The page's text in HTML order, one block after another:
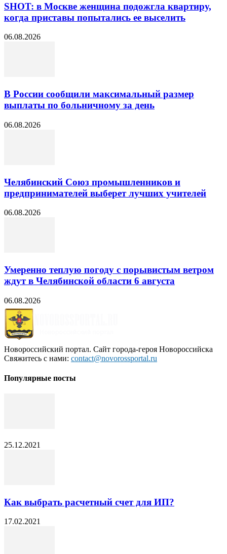
SHOT: в Москве женщина подожгла квартиру,
когда приставы попытались ее выселить
06.08.2026
В России сообщили максимальный размер
выплаты по больничному за день
06.08.2026
Челябинский Союз промышленников и
предпринимателей выберет лучших учителей
06.08.2026
Умеренно теплую погоду с порывистым ветром
ждут в Челябинской области 6 августа
06.08.2026
Новороссийский портал. Сайт города-героя Новороссийска
Свяжитесь с нами: contact@novorossportal.ru
Популярные посты
25.12.2021
Как выбрать расчетный счет для ИП?
17.02.2021